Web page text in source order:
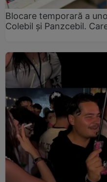
Blocare temporară a
Colebil și Panzcebil.